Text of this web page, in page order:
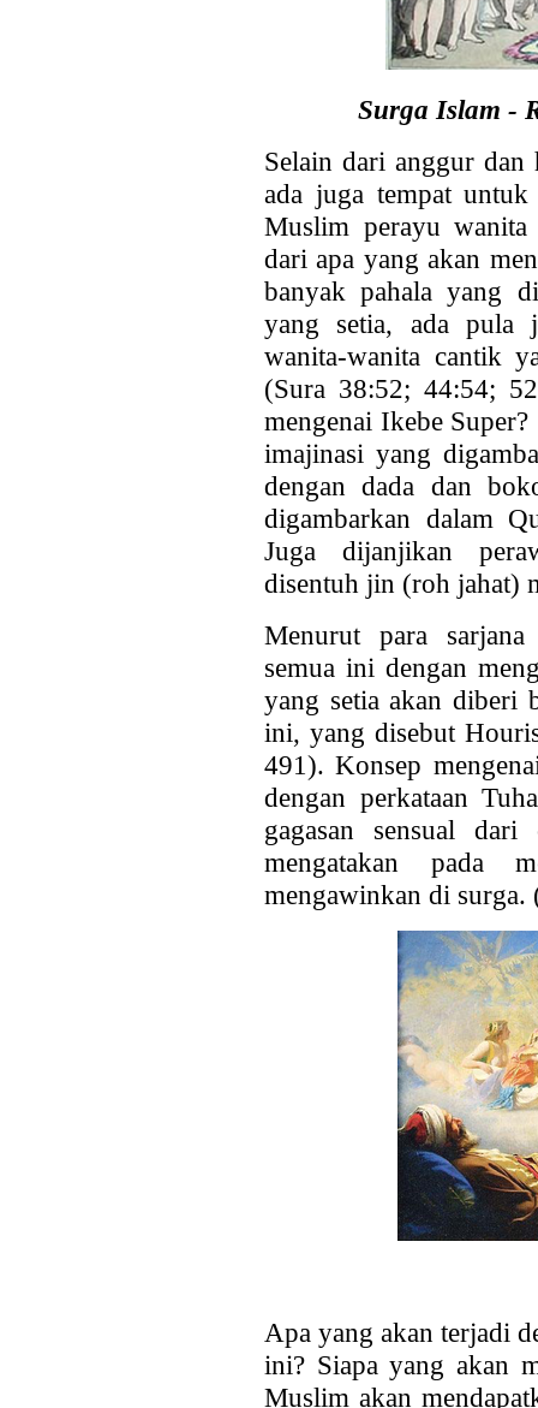
Surga Islam -
Selain dari anggur
ada juga tempat
Muslim perayu
dari apa yang akan
banyak pahala yang
yang setia, ada pula
wanita-wanita cantik
(Sura 38:52; 44:54;
mengenai Ikebe
imajinasi yang
dengan dada dan
digambarkan dalam
Juga dijanjikan
disentuh jin (roh jahat)
Menurut para
semua ini dengan
yang setia akan diberi
ini, yang disebut
491). Konsep
dengan perkataan
gagasan sensual
mengatakan pada
mengawinkan di
Apa yang akan terjadi
ini? Siapa yang akan
Muslim akan